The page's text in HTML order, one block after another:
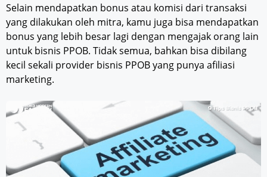
Selain mendapatkan bonus atau komisi dari transaksi
yang dilakukan oleh mitra, kamu juga bisa mendapatkan
bonus yang lebih besar lagi dengan mengajak orang lain
untuk bisnis PPOB. Tidak semua, bahkan bisa dibilang
kecil sekali provider bisnis PPOB yang punya afiliasi
marketing.